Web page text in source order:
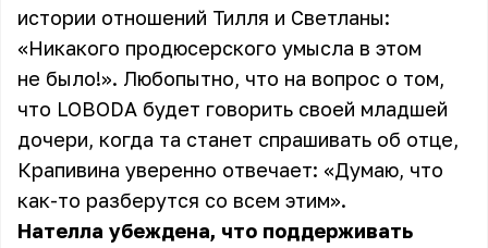
истории отношений Тилля и Светланы:
«Никакого продюсерского умысла в этом
не было!». Любопытно, что на вопрос о том,
что LOBODA будет говорить своей младшей
дочери, когда та станет спрашивать об отце,
Крапивина уверенно отвечает: «Думаю, что
как-то разберутся со всем этим».
Нателла убеждена, что поддерживать